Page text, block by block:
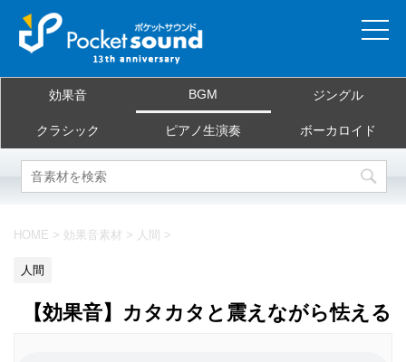
当サイトについて
ご利用規約
お問合せ
効果音 BGM ジングル
クラシック ピアノ生演奏 ボーカロイド
HOME > 効果音素材 > 人間 >
人間
【効果音】カタカタと震えながら怯える